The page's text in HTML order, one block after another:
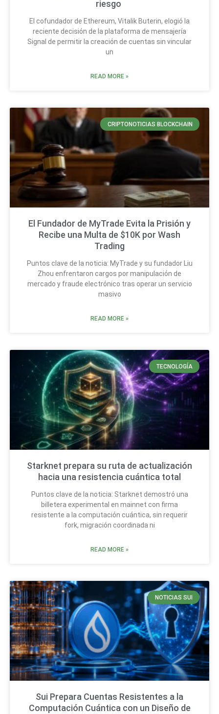
riesgo
El cofundador de Ethereum, Vitalik Buterin, elogió la
reciente decisión de la plataforma de mensajería
Signal de permitir la creación de cuentas sin vincular
un
READ MORE »
CRIPTONOTICIAS BLOCKCHAIN
El Fundador de MyTrade Evita la Prisión y
Recibe una Multa de $10K por Wash
Trading
Puntos clave de la noticia: MyTrade y su fundador Liu
Zhou enfrentaron cargos por manipulación de
mercado y fraude electrónico tras operar un servicio
masivo
READ MORE »
TECNOLOGÍA
Starknet prepara su ruta de actualización
hacia una resistencia cuántica total
Puntos clave de la noticia: Starknet demostró una
billetera experimental en mainnet con firma
resistente a la computación cuántica, sin requerir
fork, migración coordinada ni
READ MORE »
NOTICIAS SUI
Sui Prepara Cuentas Resistentes a la
Computación Cuántica con un Diseño de